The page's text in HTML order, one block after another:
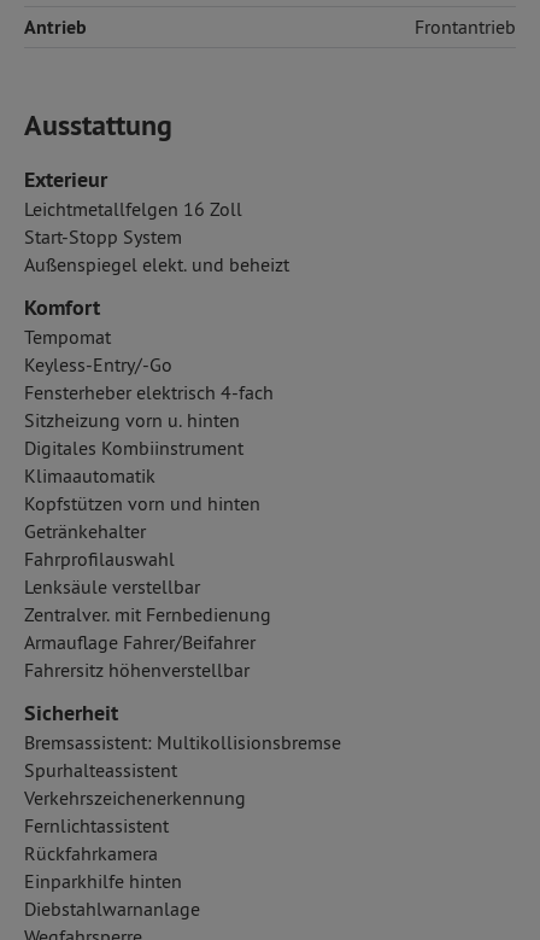
Antrieb Frontantrieb
Ausstattung
Exterieur
Leichtmetallfelgen 16 Zoll
Start-Stopp System
Außenspiegel elekt. und beheizt
Komfort
Tempomat
Keyless-Entry/-Go
Fensterheber elektrisch 4-fach
Sitzheizung vorn u. hinten
Digitales Kombiinstrument
Klimaautomatik
Kopfstützen vorn und hinten
Getränkehalter
Fahrprofilauswahl
Lenksäule verstellbar
Zentralver. mit Fernbedienung
Armauflage Fahrer/Beifahrer
Fahrersitz höhenverstellbar
Sicherheit
Bremsassistent: Multikollisionsbremse
Spurhalteassistent
Verkehrszeichenerkennung
Fernlichtassistent
Rückfahrkamera
Einparkhilfe hinten
Diebstahlwarnanlage